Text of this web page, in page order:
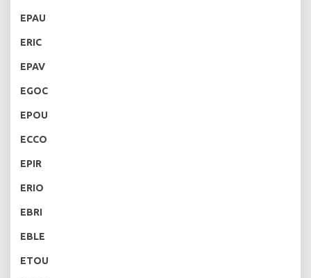
EPAU
ERIC
EPAV
EGOC
EPOU
ECCO
EPIR
ERIO
EBRI
EBLE
ETOU